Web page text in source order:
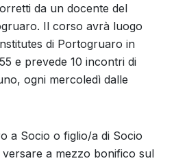
da un docente del
Il corso avrà luogo
di Portogruaro in
e prevede 10 incontri di
ogni mercoledì dalle
a Socio o figlio/a di Socio
a mezzo bonifico sul